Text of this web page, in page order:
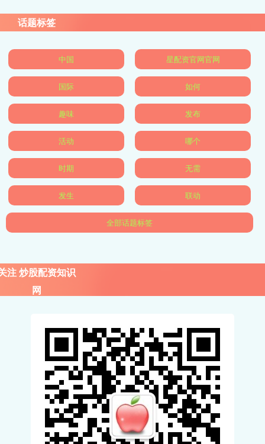
话题标签
中国 星配资官网官网
国际 如何
趣味 发布
活动 哪个
时期 无需
发生 联动
全部话题标签
注 炒股配资知识
网